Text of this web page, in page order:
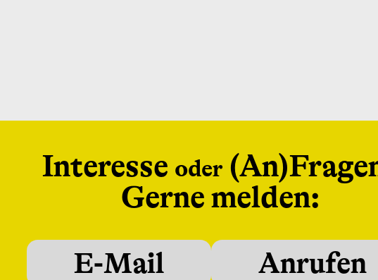
Interesse oder
Gerne melden:
E-Mail Anrufen